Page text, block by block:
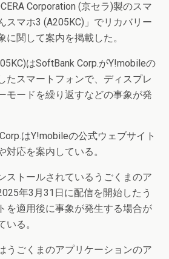
Corporation (京セラ)製のスマ
スマホ3 (A205KC)」でリカバリー
に関して案内を掲載した。
はSoftBank Corp.がY!mobileの
たスマートフォンで、ディスプレ
モードを繰り返すなどの事象が発
はY!mobileの公式ウェブサイト
対応を案内している。
ストールされているうごくまのア
年3月31日に配信を開始したう
を適用後に事象が発生する場合が
る。
うごくまのアプリケーションのア